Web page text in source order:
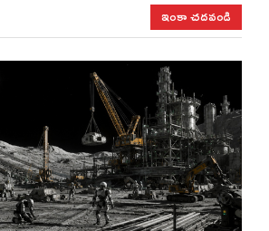
ఇంకా చదవండి